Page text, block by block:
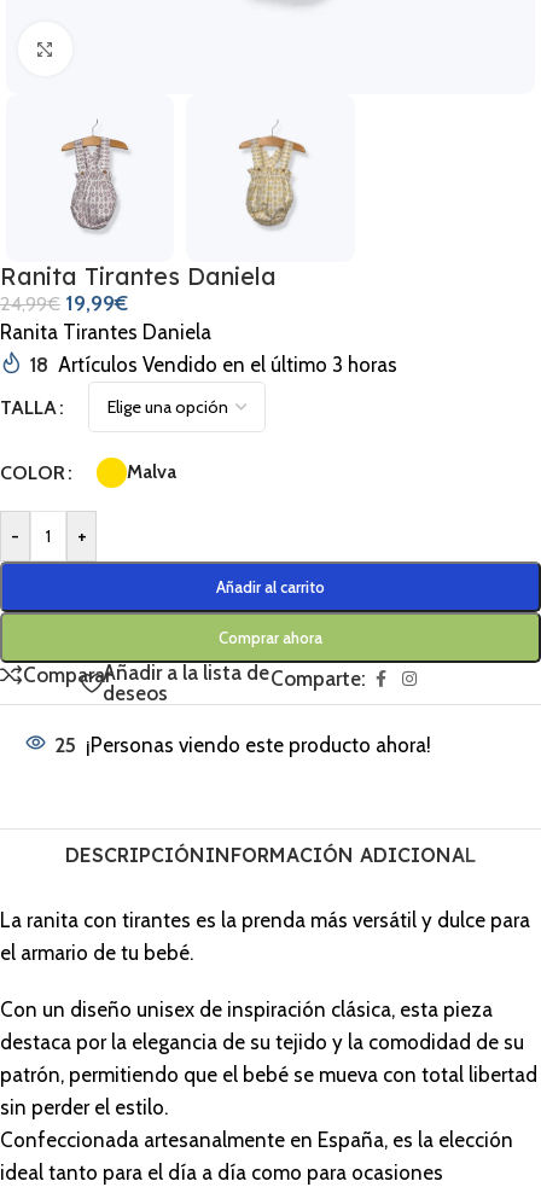
Ranita Tirantes Daniela
24,99€ 19,99€
Ranita Tirantes Daniela
18 Artículos Vendido en el último 3 horas
TALLA
COLOR Malva
- +
Añadir al carrito
Comprar ahora
CompararAñadir a la lista de
deseos
Comparte:
25 ¡Personas viendo este producto ahora!
DESCRIPCIÓNINFORMACIÓN ADICIONAL
La ranita con tirantes es la prenda más versátil y dulce para
el armario de tu bebé.
Con un diseño unisex de inspiración clásica, esta pieza
destaca por la elegancia de su tejido y la comodidad de su
patrón, permitiendo que el bebé se mueva con total libertad
sin perder el estilo.
Confeccionada artesanalmente en España, es la elección
ideal tanto para el día a día como para ocasiones